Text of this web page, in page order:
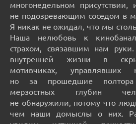
многонедельном
не подозревающим соседом в
Я никак не ожидал, что мы
Наша нелюбовь к
страхом, связавшим нам
внутренней жизни в
мотивчиках, управлявших
но за прошедшие
мерзостных глубин
не обнаружили, потому что
чем наши домыслы о них.